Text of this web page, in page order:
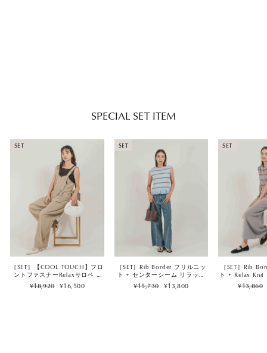
SPECIAL SET ITEM
SET
［SET］【COOL TOUCH】フロ
ントファスナーRelaxサロペ +
2Way スクエア Vネックニット
タンク（2SET）
Regular
¥18,920 Sale
¥16,500
SET
［SET］Rib Border フリルニッ
ト + センターシーム リラック
スデニム（2SET）
Regular
¥15,730 Sale
¥13,800
SET
［SET］Rib
ト + Relax Knit
ート（
Regular
¥13,860